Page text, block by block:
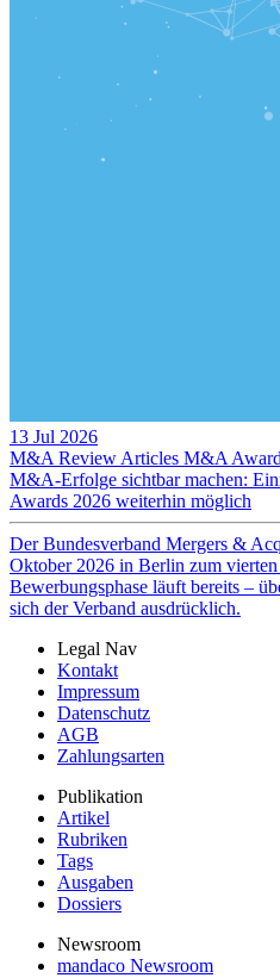
13 Jul 2026
M&A Review Articles M&A Award
M&A-Erfolge sichtbar machen:
Awards 2026 weiterhin möglich
Der Bundesverband Mergers &
Oktober 2026 in Berlin zum
Bewerbungsphase läuft bereits –
sich der Verband ausdrücklich.
Legal Nav
Kontakt
Impressum
Datenschutz
AGB
Zahlungsarten
Publikation
Artikel
Rubriken
Tags
Ausgaben
Dossiers
Newsroom
mandaco Newsroom